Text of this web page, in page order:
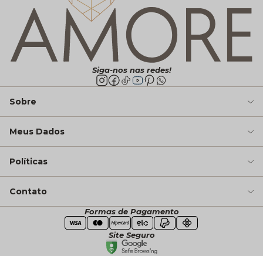
Siga-nos nas redes!
Sobre
Meus Dados
Políticas
Contato
Formas de Pagamento
Site Seguro